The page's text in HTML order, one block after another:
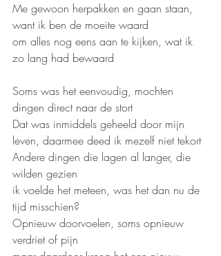
Me gewoon herpakken en gaan staan,
want ik ben de moeite waard
om alles nog eens aan te kijken, wat ik
zo lang had bewaard
Soms was het eenvoudig, mochten
dingen direct naar de stort
Dat was inmiddels geheeld door mijn
leven, daarmee deed ik mezelf niet tekort
Andere dingen die lagen al langer, die
wilden gezien
ik voelde het meteen, was het dan nu de
tijd misschien?
Opnieuw doorvoelen, soms opnieuw
verdriet of pijn